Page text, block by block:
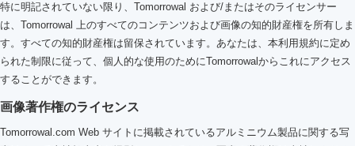
特に明記されていない限り、Tomorrowal および/またはそのライセンサー
は、Tomorrowal 上のすべてのコンテンツおよび画像の知的財産権を所有しま
す。すべての知的財産権は留保されています。あなたは、本利用規約に定め
られた制限に従って、個人的な使用のためにTomorrowalからこれにアクセス
することができます。
画像著作権のライセンス
Tomorrowal.com Web サイトに掲載されているアルミニウム製品に関する写